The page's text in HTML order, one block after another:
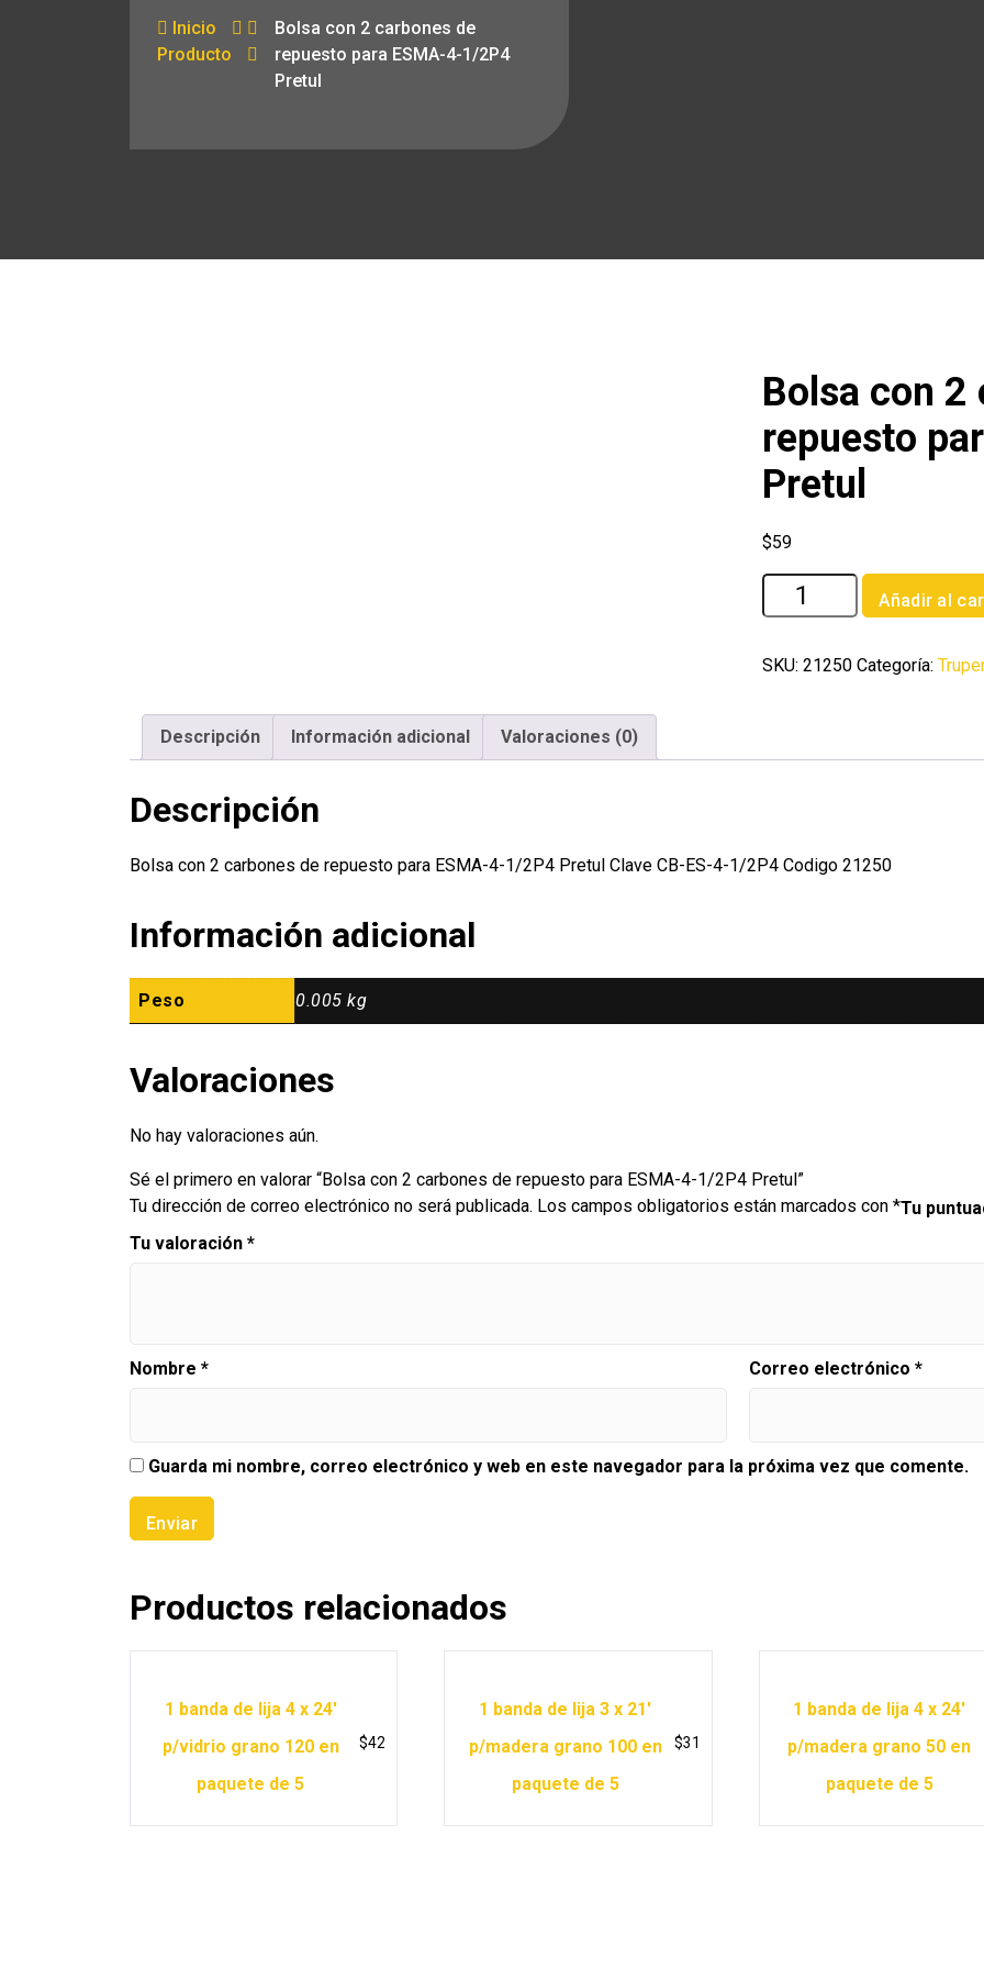
Inicio
Producto
Bolsa con 2 carbones de
repuesto para ESMA-4-1/2P4
Pretul
Bolsa con 2
repuesto
Pretul
$59
Bolsa
con
carbones
cantidad
Añadir al
SKU:21250 Categoría:
Descripción Información adicional Valoraciones (0)
Descripción
Bolsa con 2 carbones de repuesto para ESMA-4-1/2P4 Pretul Clave CB-ES-4-1/2P4 Codigo 21250
Información adicional
Peso 0.005 kg
Valoraciones
No hay valoraciones aún.
Sé el primero en valorar “Bolsa con 2 carbones de repuesto para ESMA-4-1/2P4 Pretul”
Tu dirección de correo electrónico no será publicada. Los campos obligatorios están marcados con *Tu
Tu valoración *
Nombre * Correo electrónico *
Guarda mi nombre, correo electrónico y web en este navegador para la próxima vez que comente.
Productos relacionados
1 banda de lija 4 x 24′
p/vidrio grano 120 en
paquete de 5
$42
1 banda de lija 3 x 21′
p/madera grano 100 en
paquete de 5
$31
1 banda de lija 4 x 24′
p/madera grano 50 en
paquete de 5